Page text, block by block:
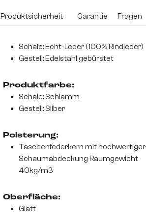
Produktsicherheit Garantie Fragen
Schale: Echt-Leder (100% Rindleder)
Gestell: Edelstahl gebürstet
Produktfarbe:
Schale: Schlamm
Gestell: Silber
Polsterung:
Taschenfederkern mit hochwertiger
Schaumabdeckung Raumgewicht
40kg/m3
Oberfläche:
Glatt